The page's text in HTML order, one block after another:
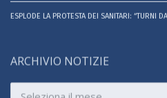
ESPLODE LA PROTESTA DEI SANITARI: “TURNI
ARCHIVIO NOTIZIE
Archivio